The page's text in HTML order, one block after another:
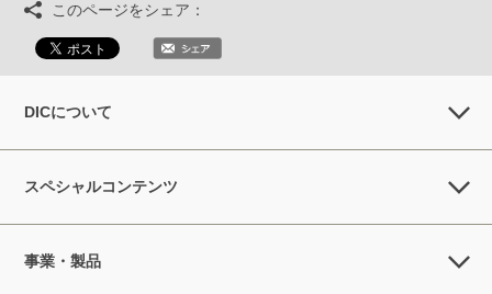
このページをシェア：
DICについて
スペシャルコンテンツ
事業・製品